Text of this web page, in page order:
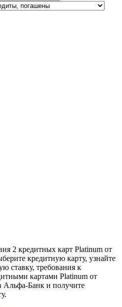
2 кредитных карт Platinum от
кредитную карту, узнайте
ставку, требования к
картами Platinum от
Альфа-Банк и получите